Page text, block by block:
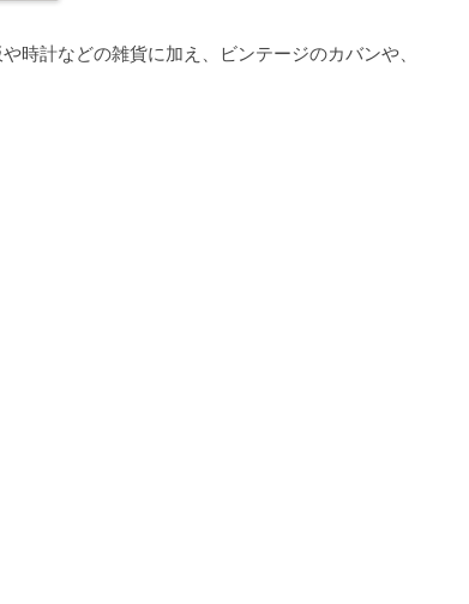
時計などの雑貨に加え、ビンテージのカバンや、